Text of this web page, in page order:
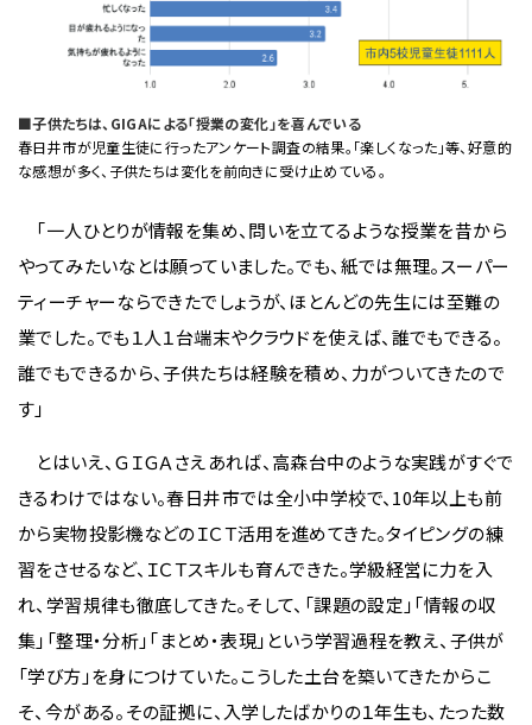
■子供たちは、GIGAによる「授業の変化」を喜んでいる
春日井市が児童生徒に行ったアンケート調査の結果。「楽しくなった」等、好意的
な感想が多く、子供たちは変化を前向きに受け止めている。
「一人ひとりが情報を集め、問いを立てるような授業を昔から
やってみたいなとは願っていました。でも、紙では無理。スーパー
ティーチャーならできたでしょうが、ほとんどの先生には至難の
業でした。でも１人１台端末やクラウドを使えば、誰でもできる。
誰でもできるから、子供たちは経験を積め、力がついてきたので
す」
とはいえ、ＧＩＧＡさえあれば、高森台中のような実践がすぐで
きるわけではない。春日井市では全小中学校で、10年以上も前
から実物投影機などのＩＣＴ活用を進めてきた。タイピングの練
習をさせるなど、ＩＣＴスキルも育んできた。学級経営に力を入
れ、学習規律も徹底してきた。そして、「課題の設定」「情報の収
集」「整理・分析」「まとめ・表現」という学習過程を教え、子供が
「学び方」を身につけていた。こうした土台を築いてきたからこ
そ、今がある。その証拠に、入学したばかりの１年生も、たった数